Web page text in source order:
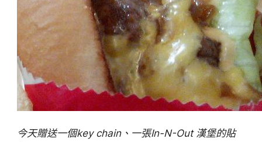
今天贈送一個key chain、一張In-N-Out 漢堡的貼